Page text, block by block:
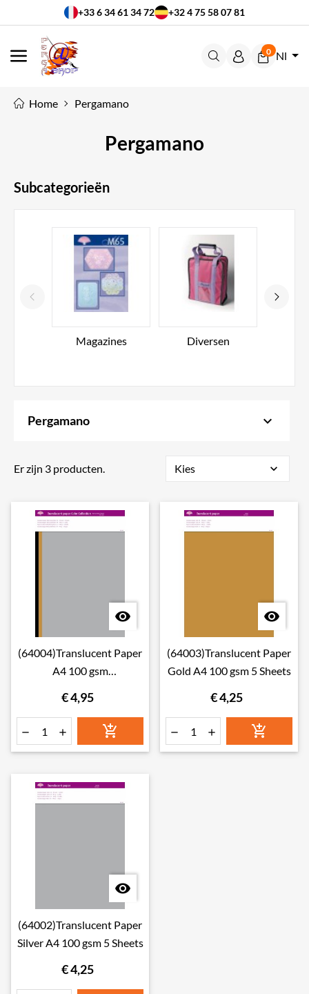
+33 6 34 61 34 72 +32 4 75 58 07 81
MENU
0 Nl
Home Pergamano
Pergamano
Subcategorieën
Magazines Diversen
Pergamano keyboard_arrow_down
Er zijn 3 producten. Kies expand_more

(64004)Translucent Paper
A4 100 gsm
€ 4,95
  

(64003)Translucent Paper
Gold A4 100 gsm 5 Sheets
€ 4,25
  

(64002)Translucent Paper
Silver A4 100 gsm 5 Sheets
€ 4,25